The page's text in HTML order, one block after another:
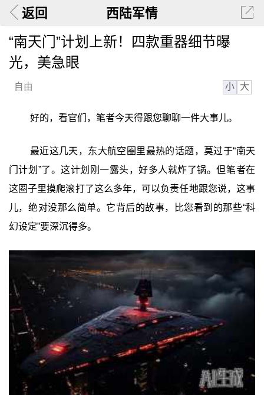
返回 西陆军情
“南天门”计划上新！四款重器细节曝
光，美急眼
自由 小 大
好的，看官们，笔者今天得跟您聊聊一件大事儿。
最近这几天，东大航空圈里最热的话题，莫过于“南天
门计划”了。这计划刚一露头，好多人就炸了锅。但笔者在
这圈子里摸爬滚打了这么多年，可以负责任地跟您说，这事
儿，绝对没那么简单。它背后的故事，比您看到的那些“科
幻设定”要深沉得多。